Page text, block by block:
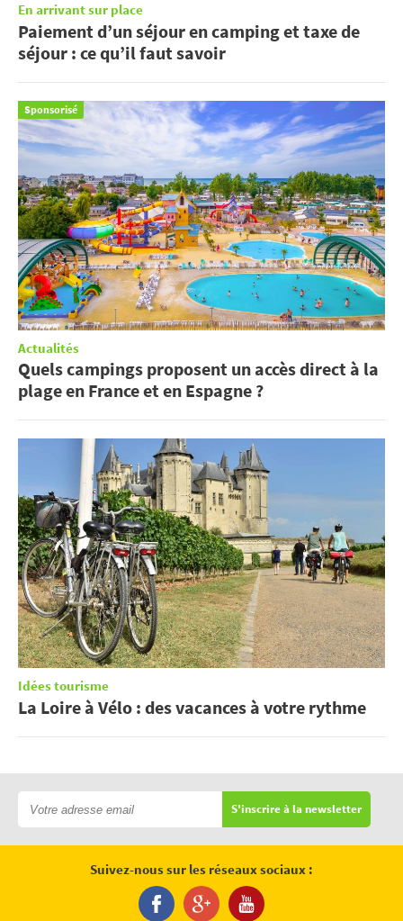
En arrivant sur place
Paiement d’un séjour en camping et taxe de
séjour : ce qu’il faut savoir
Sponsorisé
Actualités
Quels campings proposent un accès direct à la
plage en France et en Espagne ?
Idées tourisme
La Loire à Vélo : des vacances à votre rythme
S'inscrire à la newsletter
Suivez-nous sur les réseaux sociaux :